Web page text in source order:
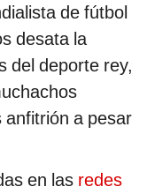
de fútbol
desata la
del deporte rey,
anfitrión a pesar
en las redes